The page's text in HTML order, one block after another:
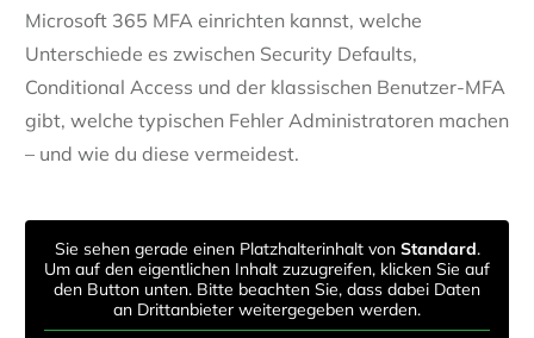
Microsoft 365 MFA einrichten kannst, welche
Unterschiede es zwischen Security Defaults,
Conditional Access und der klassischen Benutzer-MFA
gibt, welche typischen Fehler Administratoren machen
– und wie du diese vermeidest.
Sie sehen gerade einen Platzhalterinhalt von Standard.
Um auf den eigentlichen Inhalt zuzugreifen, klicken Sie auf
den Button unten. Bitte beachten Sie, dass dabei Daten
an Drittanbieter weitergegeben werden.